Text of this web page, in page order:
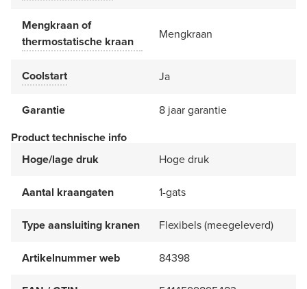
Mengkraan of
thermostatische kraan
Mengkraan
Coolstart Ja
Garantie
8 jaar garantie
Product technische info
Hoge/lage druk
Hoge druk
Aantal kraangaten 1-gats
Type aansluiting kranen Flexibels (meegeleverd)
Artikelnummer web 84398